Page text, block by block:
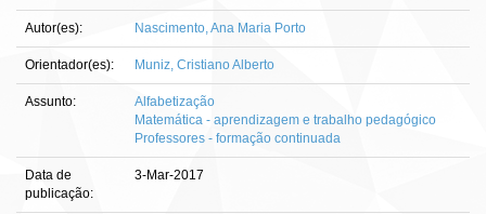
Autor(es): Nascimento, Ana Maria Porto
Orientador(es): Muniz, Cristiano Alberto
Assunto:
Alfabetização
Matemática - aprendizagem e trabalho pedagógico
Professores - formação continuada
Data de
publicação:
3-Mar-2017